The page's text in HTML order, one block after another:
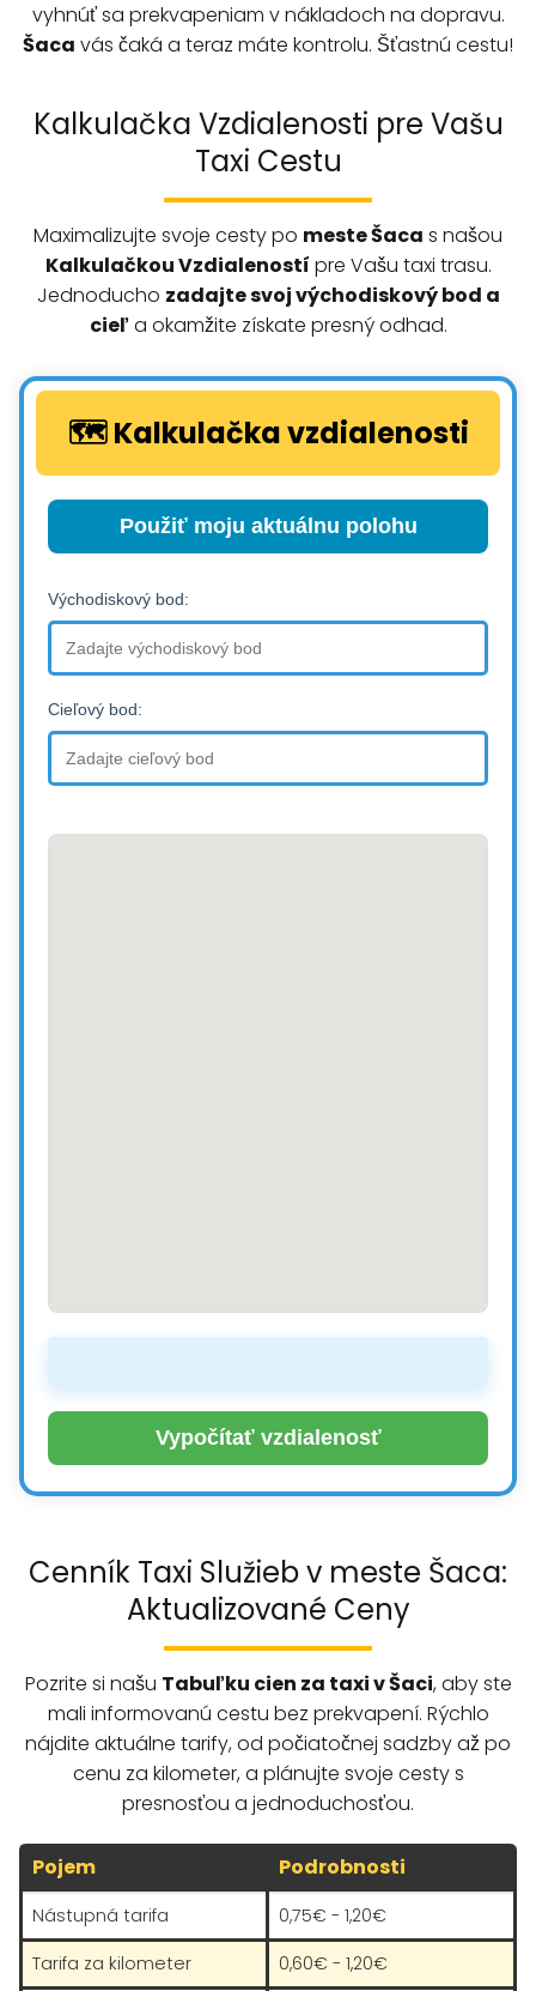
vyhnúť sa prekvapeniam v nákladoch na dopravu.
Šaca vás čaká a teraz máte kontrolu. Šťastnú cestu!
Kalkulačka Vzdialenosti pre Vašu
Taxi Cestu
Maximalizujte svoje cesty po mesteŠaca s našou
Kalkulačkou Vzdialeností pre Vašu taxi trasu.
Jednoducho zadajte svoj východiskový bod a
cieľa okamžite získate presný odhad.
🗺️ Kalkulačka vzdialenosti
Použiť moju aktuálnu polohu
Východiskový bod:
Cieľový bod:
Vypočítať vzdialenosť
Cenník Taxi Služieb v meste Šaca:
Aktualizované Ceny
Pozrite si našu Tabuľku cien za taxi v Šaci, aby ste
mali informovanú cestu bez prekvapení. Rýchlo
nájdite aktuálne tarify, od počiatočnej sadzby až po
cenu za kilometer, a plánujte svoje cesty s
presnosťou a jednoduchosťou.
Pojem Podrobnosti
Nástupná tarifa
0,75€ - 1,20€
Tarifa za kilometer
0,60€ - 1,20€